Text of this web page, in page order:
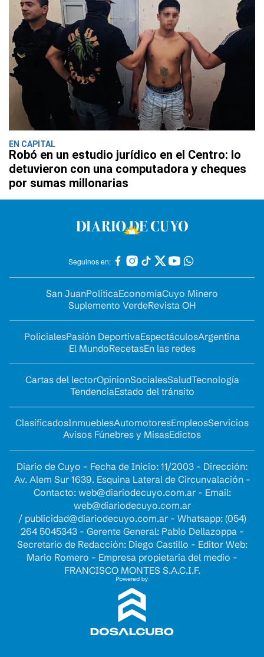
EN CAPITAL
Robó en un estudio jurídico en el Centro: lo
detuvieron con una computadora y cheques
por sumas millonarias
Seguinos en:
San JuanPolíticaEconomíaCuyo Minero
Suplemento VerdeRevista OH
PolicialesPasión DeportivaEspectáculosArgentina
El MundoRecetasEn las redes
Cartas del lectorOpinionSocialesSaludTecnología
TendenciaEstado del tránsito
ClasificadosInmueblesAutomotoresEmpleosServicios
Avisos Fúnebres y MisasEdictos
Diario de Cuyo - Fecha de Inicio: 11/2003 - Dirección:
Av. Alem Sur 1639. Esquina Lateral de Circunvalación -
Contacto: web@diariodecuyo.com.ar- Email:
web@diariodecuyo.com.ar
/ publicidad@diariodecuyo.com.ar- Whatsapp: (054)
264 5045343 - Gerente General: Pablo Dellazoppa -
Secretario de Redacción: Diego Castillo - Editor Web:
Mario Romero - Empresa propietaria del medio -
FRANCISCO MONTES S.A.C.I.F.